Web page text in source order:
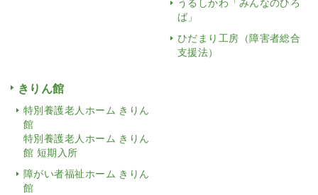
ば」
ひだまり工房（障害者総合
支援法）
きりん館
特別養護老人ホーム きりん
館
特別養護老人ホーム きりん
館 短期入所
障がい者福祉ホーム きりん
館